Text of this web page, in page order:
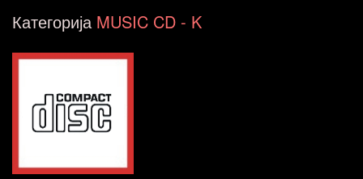
-
NOVO
количина
Категорија MUSIC CD - K